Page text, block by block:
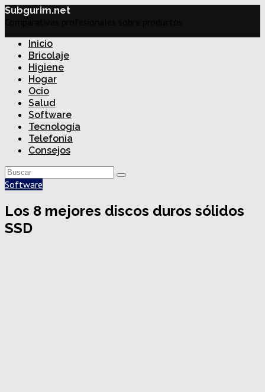
Subgurim.net
Inicio
Bricolaje
Higiene
Hogar
Ocio
Salud
Software
Tecnología
Telefonía
Consejos
Software
Los 8 mejores discos duros sólidos
SSD